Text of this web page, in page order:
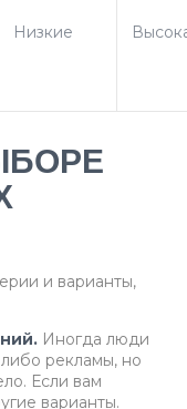
Низкие
и варианты,
Иногда люди
рекламы, но
Если вам
варианты.